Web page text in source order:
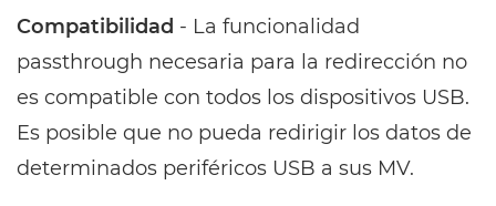
Compatibilidad - La funcionalidad
passthrough necesaria para la redirección no
es compatible con todos los dispositivos USB.
Es posible que no pueda redirigir los datos de
determinados periféricos USB a sus MV.